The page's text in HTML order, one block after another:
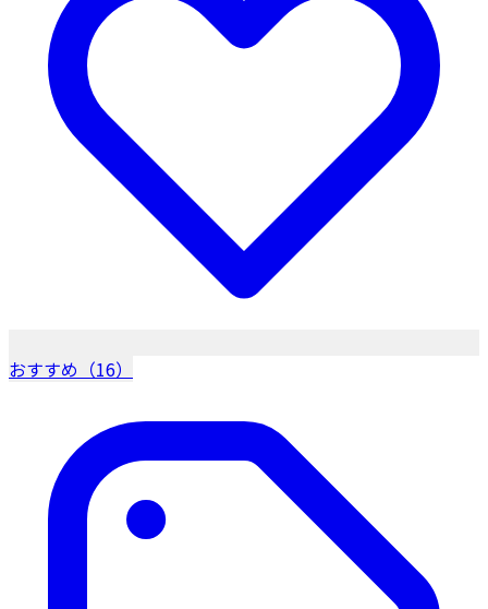
おすすめ（16）